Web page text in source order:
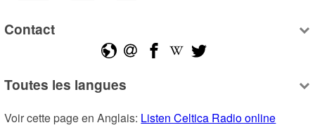
Contact
Toutes les langues
Voir cette page en Anglais: Listen Celtica Radio online